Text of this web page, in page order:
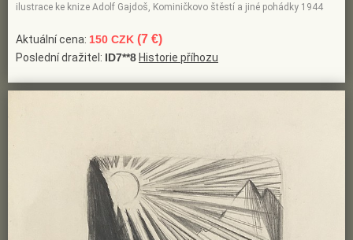
ilustrace ke knize Adolf Gajdoš, Kominičkovo štěstí a jiné pohádky 1944
Aktuální cena: 150 CZK (7 €)
Poslední dražitel: ID7**8 Historie příhozu